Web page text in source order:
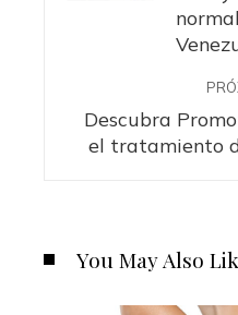
Descubra
el tratamiento
You May Also